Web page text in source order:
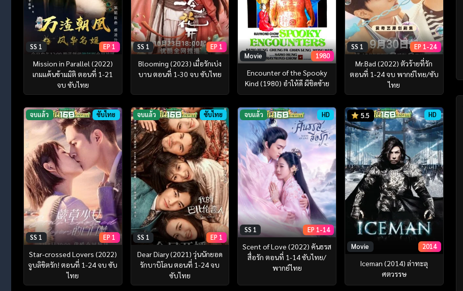
SS 1 EP 1
Mission in Parallel (2022)
เกมแค้นข้ามมิติ ตอนที่ 1-21
จบ ซับไทย
SS 1 EP 1
Blooming (2023) เมื่อรักเบ่ง
บาน ตอนที่ 1-30 จบ ซับไทย
Movie 1980
Encounter of the Spooky
Kind (1980) อำให้ดี ผีชิดซ้าย
SS 1 EP 1-24
Mr.Bad (2022) ตัวร้ายที่รัก
ตอนที่ 1-24 จบ พากย์ไทย/ซับ
ไทย
จบแล้ว ซับไทย
SS 1 EP 1
Star-crossed Lovers (2022)
จูบลิขิตรัก! ตอนที่ 1-24 จบ ซับ
ไทย
จบแล้ว ซับไทย
SS 1 EP 1
Dear Diary (2021) วุ่นนักยอด
รักบาบิโลน ตอนที่ 1-24 จบ
ซับไทย
จบแล้ว HD
SS 1 EP 1-14
Scent of Love (2022) คันธรส
สื่อรัก ตอนที่ 1-14 ซับไทย/
พากย์ไทย
5.5 HD
Movie 2014
Iceman (2014) ล่าทะลุ
ศตวรรษ